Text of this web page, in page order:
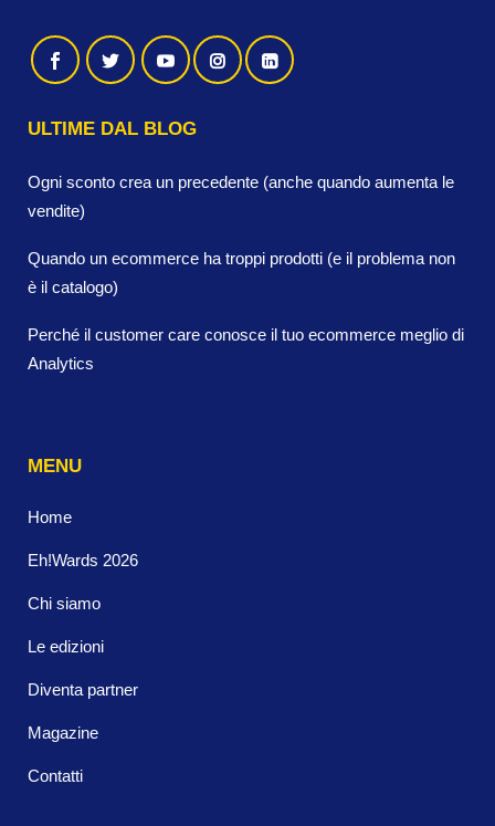
ULTIME DAL BLOG
Ogni sconto crea un precedente (anche quando aumenta le
vendite)
Quando un ecommerce ha troppi prodotti (e il problema non
è il catalogo)
Perché il customer care conosce il tuo ecommerce meglio di
Analytics
MENU
Home
Eh!Wards 2026
Chi siamo
Le edizioni
Diventa partner
Magazine
Contatti